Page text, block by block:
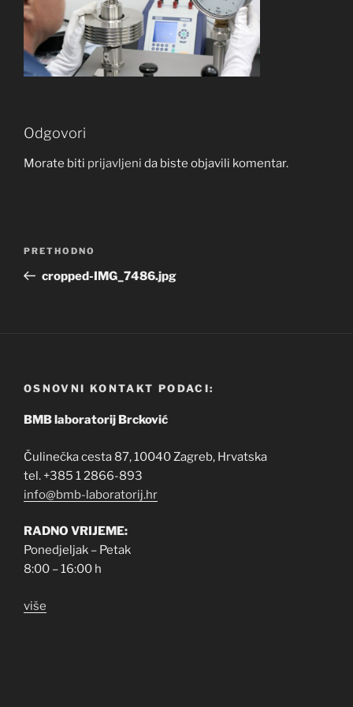
Odgovori
Morate biti prijavljeni da biste objavili komentar.
Prethodna
objava
PRETHODNO
cropped-IMG_7486.jpg
OSNOVNI KONTAKT PODACI:
BMB laboratorij Brcković
Čulinečka cesta 87, 10040 Zagreb, Hrvatska
tel. +385 1 2866-893
info@bmb-laboratorij.hr
RADNO VRIJEME:
Ponedjeljak – Petak
8:00 – 16:00 h
više